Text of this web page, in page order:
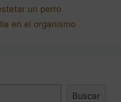
un perro
en el organismo
Buscar